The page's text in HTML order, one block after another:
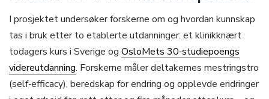
I prosjektet undersøker forskerne om og hvordan kunnskap
tas i bruk etter to etablerte utdanninger: et klinikknært
todagers kurs i Sverige og OsloMets 30‑studiepoengs
videreutdanning. Forskerne måler deltakernes mestringstro
(self‑efficacy), beredskap for endring og opplevde endringer